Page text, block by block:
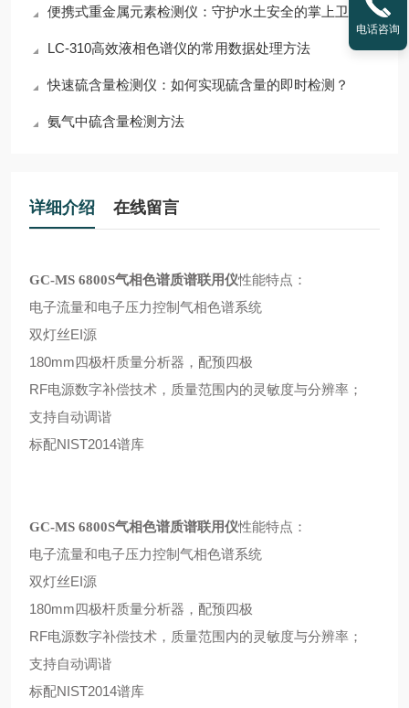
便携式重金属元素检测仪：守护水土安全的掌上卫士
LC-310高效液相色谱仪的常用数据处理方法
快速硫含量检测仪：如何实现硫含量的即时检测？
氨气中硫含量检测方法
详细介绍 在线留言
GC-MS 6800S气相色谱质谱联用仪性能特点：
电子流量和电子压力控制气相色谱系统
双灯丝EI源
180mm四极杆质量分析器，配预四极
RF电源数字补偿技术，质量范围内的灵敏度与分辨率；
支持自动调谐
标配NIST2014谱库
GC-MS 6800S气相色谱质谱联用仪性能特点：
电子流量和电子压力控制气相色谱系统
双灯丝EI源
180mm四极杆质量分析器，配预四极
RF电源数字补偿技术，质量范围内的灵敏度与分辨率；
支持自动调谐
标配NIST2014谱库
电话咨询